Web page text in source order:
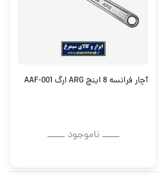
آچار فرانسه 8 اینچ ARG ارگ AAF-001
ــــــ ناموجود ــــــ